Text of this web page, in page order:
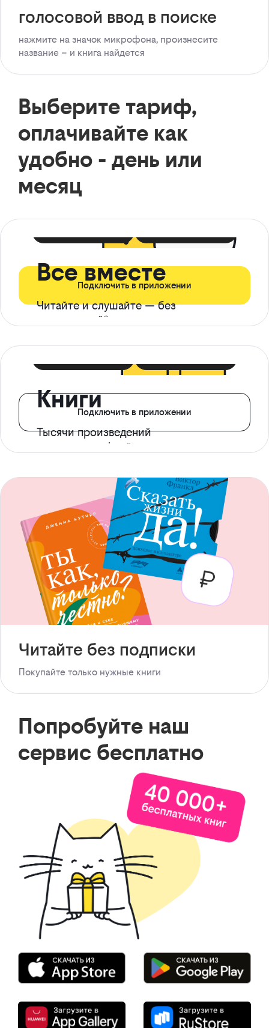
голосовой ввод в поиске
нажмите на значок микрофона, произнесите
название – и книга найдется
Выберите тариф,
оплачивайте как
удобно - день или
месяц
Все вместе
Читайте и слушайте — без
ограничений*
Подключить в приложении
Книги
Тысячи произведений
с доступом офлайн
Подключить в приложении
Читайте без подписки
Покупайте только нужные книги
Попробуйте наш
сервис бесплатно